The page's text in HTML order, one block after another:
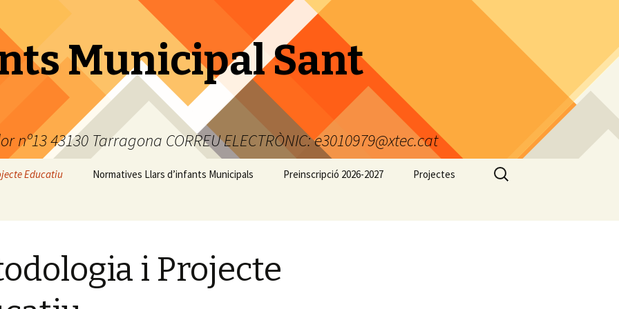
Municipal Sant
nº13 43130 Tarragona CORREU ELECTRÒNIC: e3010979@xtec.cat
Educatiu Normatives Llars d’infants Municipals Preinscripció 2026-2027 Projectes Cerca:
i Projecte